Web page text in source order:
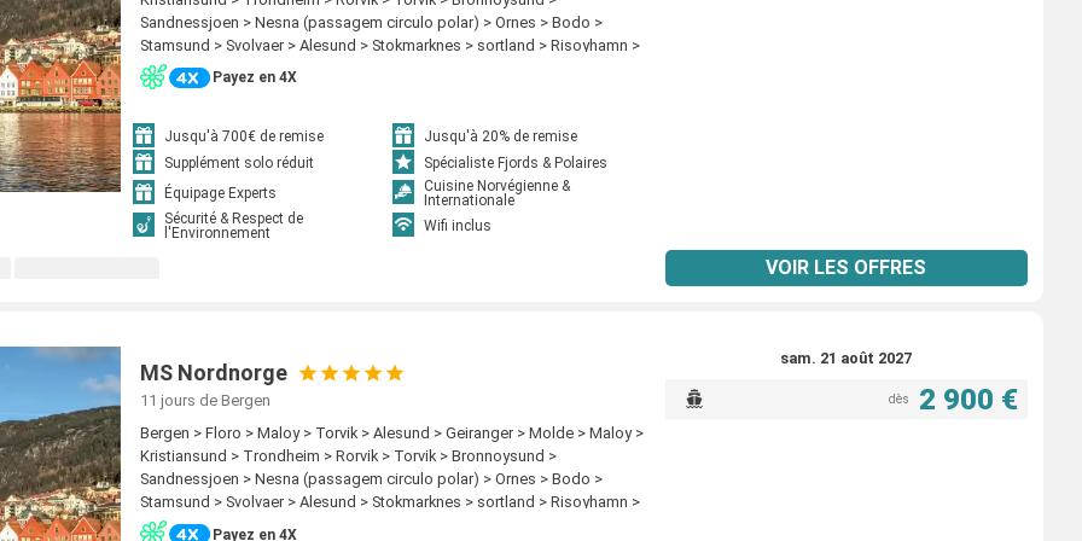
> Rorvik > Trondheim
Sandnessjoen > Nesna (passagem circulo polar) > Ornes > Bodo >
Stamsund > Svolvaer > Alesund > Stokmarknes > sortland > Risoyhamn >
Harstad > Finnsnes > Tromso > Skjervoy > Geiranger > Oksfjord >
Hammerfest > Havoysund > Honningsvag > Kjollefjord > Mehamn >
Kristiansund > Trondheim > Rorvik > Bronnoysund > Sandnessjoen >
Nesna (passagem circulo polar) > Ornes > Bodo > Stamsund > Svolvaer >
Stokmarknes > sortland > Risoyhamn > Harstad > Finnsnes > Tromso >
Skjervoy > Oksfjord > Hammerfest > Havoysund > Honningsvag >
Kjollefjord > Mehamn > Berlevag > Batsfjord > Vardo > Vadso > Kirkenes
Payez en 4X
Jusqu'à 700€ de remise
Jusqu'à 20% de remise
Supplément solo réduit
Spécialiste Fjords & Polaires
Équipage Experts
Cuisine Norvégienne &
Internationale
Sécurité & Respect de
l'Environnement
Wifi inclus
VOIR LES OFFRES
MS Nordnorge
11 jours de Bergen
Bergen > Floro > Maloy > Torvik > Alesund > Geiranger > Molde > Maloy >
Kristiansund > Trondheim > Rorvik > Torvik > Bronnoysund >
Sandnessjoen > Nesna (passagem circulo polar) > Ornes > Bodo >
Stamsund > Svolvaer > Alesund > Stokmarknes > sortland > Risoyhamn >
Harstad > Finnsnes > Tromso > Skjervoy > Geiranger > Oksfjord >
Payez en 4X
sam. 21 août 2027
dès 2 900 €